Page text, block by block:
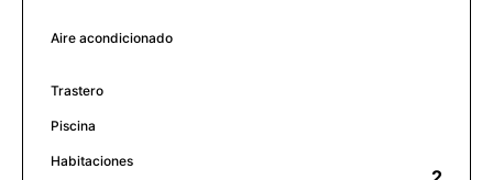
Aire acondicionado
Trastero
Piscina
Habitaciones